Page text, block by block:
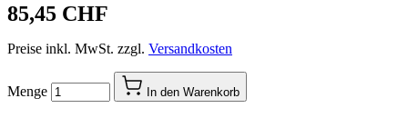
85,45 CHF
Preise inkl. MwSt. zzgl. Versandkosten
Menge In den Warenkorb